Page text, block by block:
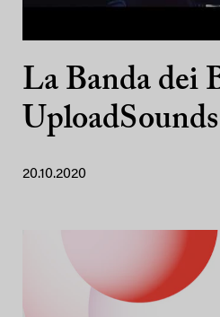
La Banda dei
UploadSounds
20.10.2020